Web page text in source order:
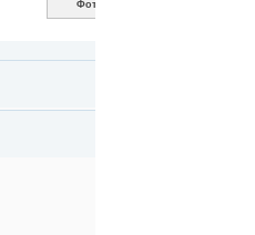
Фотографии